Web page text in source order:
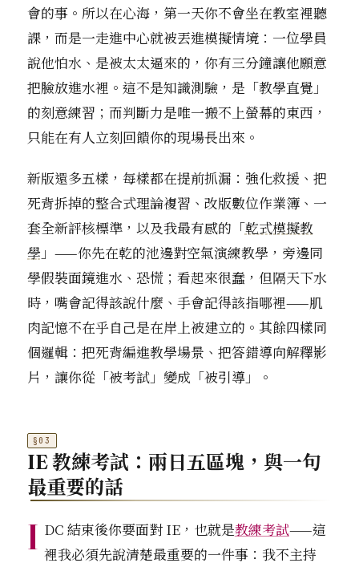
會的事。所以在心海，第一天你不會坐在教室裡聽
課，而是一走進中心就被丟進模擬情境：一位學員
說他怕水、是被太太逼來的，你有三分鐘讓他願意
把臉放進水裡。這不是知識測驗，是「教學直覺」
的刻意練習；而判斷力是唯一搬不上螢幕的東西，
只能在有人立刻回饋你的現場長出來。
新版還多五樣，每樣都在提前抓漏：強化救援、把
死背拆掉的整合式理論複習、改版數位作業簿、一
套全新評核標準，以及我最有感的「乾式模擬教
學 」——你先在乾的池邊對空氣演練教學，旁邊同
學假裝面鏡進水、恐慌；看起來很蠢，但隔天下水
時，嘴會記得該說什麼、手會記得該指哪裡——肌
肉記憶不在乎自己是在岸上被建立的。其餘四樣同
個邏輯：把死背編進教學場景、把答錯導向解釋影
片，讓你從「被考試」變成「被引導」。
IE 教練考試：兩日五區塊，與一句
最重要的話
I DC 結束後你要面對 IE，也就是教練考試——這
裡我必須先說清楚最重要的一件事：我不主持